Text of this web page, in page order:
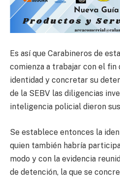
Es así que Carabineros de
comienza a trabajar con el fin
identidad y concretar su
de la SEBV las diligencias
inteligencia policial dieron
Se establece entonces la
quien también habría
modo y con la evidencia
de detención, la que se